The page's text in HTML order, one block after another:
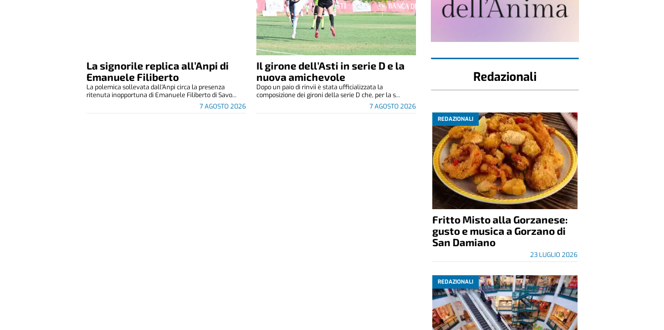
La signorile replica all’Anpi di
Emanuele Filiberto
7 AGOSTO 2026
La polemica sollevata dall'Anpi circa la presenza
ritenuta inopportuna di Emanuele Filiberto di Savo...
Il girone dell’Asti in serie D e la
nuova amichevole
7 AGOSTO 2026
Dopo un paio di rinvii è stata ufficializzata la
composizione dei gironi della serie D che, per la s...
Redazionali
REDAZIONALI
Fritto Misto alla Gorzanese:
gusto e musica a Gorzano di
San Damiano
23 LUGLIO 2026
REDAZIONALI